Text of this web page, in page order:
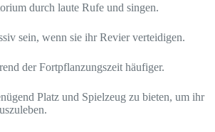
durch laute Rufe und singen.
sein, wenn sie ihr Revier verteidigen.
der Fortpflanzungszeit häufiger.
Platz und Spielzeug zu bieten, um ihr